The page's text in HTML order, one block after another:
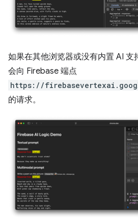
如果在其他浏览器或没有内置 AI 支
会向 Firebase 端点
https://
的请求。